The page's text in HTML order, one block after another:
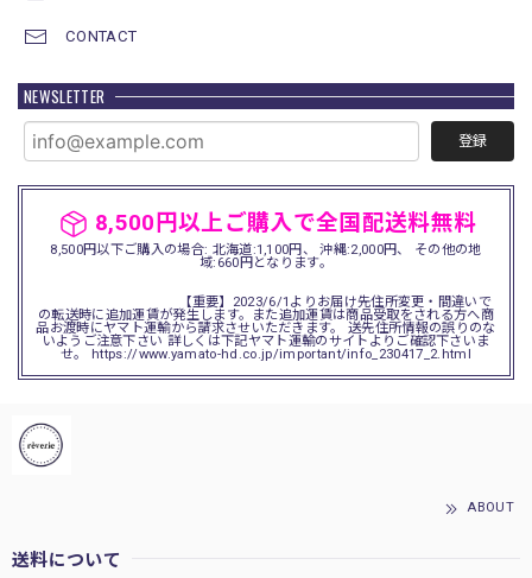
CONTACT
NEWSLETTER
登録
8,500円以上ご購入で全国配送料無料
8,500円以下ご購入の場合: 北海道:1,100円、 沖縄:2,000円、 その他の地
域:660円となります。
【重要】2023/6/1よりお届け先住所変更・間違いで
の転送時に追加運賃が発生します。また追加運賃は商品受取をされる方へ商
品お渡時にヤマト運輸から請求させいただきます。 送先住所情報の誤りのな
いようご注意下さい 詳しくは下記ヤマト運輸のサイトよりご確認下さいま
せ。 https://www.yamato-hd.co.jp/important/info_230417_2.html
ABOUT
送料について